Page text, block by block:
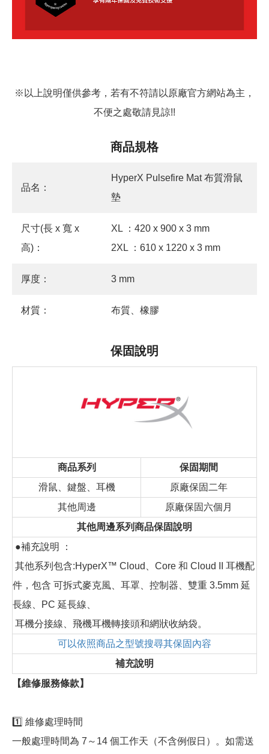
※以上說明僅供參考，若有不符請以原廠官方網站為主，
不便之處敬請見諒!!
商品規格
品名：
HyperX Pulsefire Mat 布質滑鼠
墊
尺寸(長 x 寬 x
高)：
XL ：420 x 900 x 3 mm
2XL ：610 x 1220 x 3 mm
厚度： 3 mm
材質： 布質、橡膠
保固說明
商品系列
保固期間
滑鼠、鍵盤、耳機
原廠保固二年
其他周邊
原廠保固六個月
其他周邊系列商品保固說明
●補充說明 ：
其他系列包含:HyperX™ Cloud、Core 和 Cloud II 耳機配
件，包含 可拆式麥克風、耳罩、控制器、雙重 3.5mm 延
長線、PC 延長線、
耳機分接線、飛機耳機轉接頭和網狀收納袋。
可以依照商品之型號搜尋其保固內容
補充說明
【維修服務條款】
1️⃣ 維修處理時間
一般處理時間為 7～14 個工作天（不含例假日）。如需送